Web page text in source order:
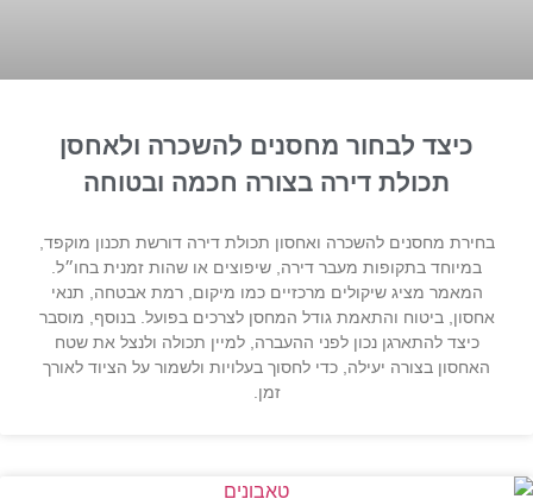
כיצד לבחור מחסנים להשכרה ולאחסן
תכולת דירה בצורה חכמה ובטוחה
בחירת מחסנים להשכרה ואחסון תכולת דירה דורשת תכנון מוקפד,
במיוחד בתקופות מעבר דירה, שיפוצים או שהות זמנית בחו״ל.
המאמר מציג שיקולים מרכזיים כמו מיקום, רמת אבטחה, תנאי
אחסון, ביטוח והתאמת גודל המחסן לצרכים בפועל. בנוסף, מוסבר
כיצד להתארגן נכון לפני ההעברה, למיין תכולה ולנצל את שטח
האחסון בצורה יעילה, כדי לחסוך בעלויות ולשמור על הציוד לאורך
זמן.